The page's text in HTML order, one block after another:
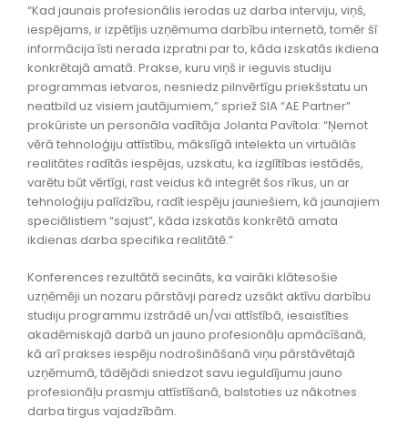
“Kad jaunais profesionālis ierodas uz darba interviju, viņš,
iespējams, ir izpētījis uzņēmuma darbību internetā, tomēr šī
informācija īsti nerada izpratni par to, kāda izskatās ikdiena
konkrētajā amatā. Prakse, kuru viņš ir ieguvis studiju
programmas ietvaros, nesniedz pilnvērtīgu priekšstatu un
neatbild uz visiem jautājumiem,” spriež SIA “AE Partner”
prokūriste un personāla vadītāja Jolanta Pavītola: “Ņemot
vērā tehnoloģiju attīstību, mākslīgā intelekta un virtuālās
realitātes radītās iespējas, uzskatu, ka izglītības iestādēs,
varētu būt vērtīgi, rast veidus kā integrēt šos rīkus, un ar
tehnoloģiju palīdzību, radīt iespēju jauniešiem, kā jaunajiem
speciālistiem “sajust”, kāda izskatās konkrētā amata
ikdienas darba specifika realitātē.”
Konferences rezultātā secināts, ka vairāki klātesošie
uzņēmēji un nozaru pārstāvji paredz uzsākt aktīvu darbību
studiju programmu izstrādē un/vai attīstībā, iesaistīties
akadēmiskajā darbā un jauno profesionāļu apmācīšanā,
kā arī prakses iespēju nodrošināšanā viņu pārstāvētajā
uzņēmumā, tādējādi sniedzot savu ieguldījumu jauno
profesionāļu prasmju attīstīšanā, balstoties uz nākotnes
darba tirgus vajadzībām.